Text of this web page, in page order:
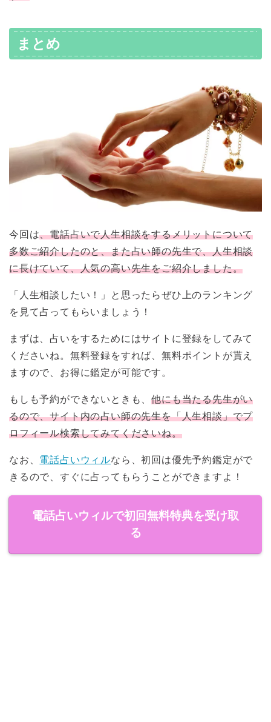
まとめ
今回は、電話占いで人生相談をするメリットについて
多数ご紹介したのと、また占い師の先生で、人生相談
に長けていて、人気の高い先生をご紹介しました。
「人生相談したい！」と思ったらぜひ上のランキング
を見て占ってもらいましょう！
まずは、占いをするためにはサイトに登録をしてみて
くださいね。無料登録をすれば、無料ポイントが貰え
ますので、お得に鑑定が可能です。
もしも予約ができないときも、他にも当たる先生がい
るので、サイト内の占い師の先生を「人生相談」でプ
ロフィール検索してみてくださいね。
なお、 電話占いウィルなら、初回は優先予約鑑定がで
きるので、すぐに占ってもらうことができますよ！
電話占いウィルで初回無料特典を受け取
る